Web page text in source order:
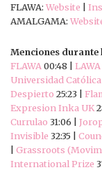
FLAWA: Website
AMALGAMA:
Menciones durante
FLAWA 00:48 |
Universidad
Despierto 25:23 |
Expresion Inka UK
Currulao 31:06 |
Invisible 32:35 |
Grassroots
International Prize